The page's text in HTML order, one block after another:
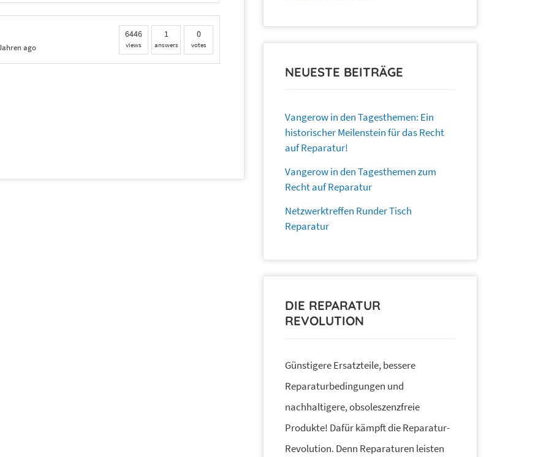
ago
6446
views
1
answers
0
votes
NEUESTE BEITRÄGE
Vangerow in den Tagesthemen: Ein
historischer Meilenstein für das Recht
auf Reparatur!
Vangerow in den Tagesthemen zum
Recht auf Reparatur
Netzwerktreffen Runder Tisch
Reparatur
DIE REPARATUR
REVOLUTION
Günstigere Ersatzteile, bessere
Reparaturbedingungen und
nachhaltigere, obsoleszenzfreie
Produkte! Dafür kämpft die Reparatur-
Revolution. Denn Reparaturen leisten